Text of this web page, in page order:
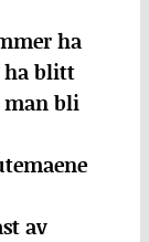
ha
ha blitt
man bli
av